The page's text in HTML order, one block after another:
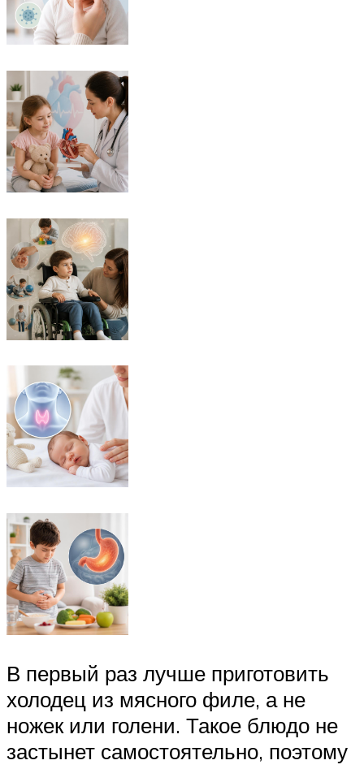
В первый раз лучше приготовить
холодец из мясного филе, а не
ножек или голени. Такое блюдо не
застынет самостоятельно, поэтому